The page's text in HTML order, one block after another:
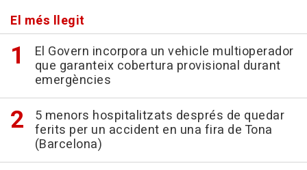
El més llegit
El Govern incorpora un vehicle multioperador
que garanteix cobertura provisional durant
emergències
5 menors hospitalitzats després de quedar
ferits per un accident en una fira de Tona
(Barcelona)